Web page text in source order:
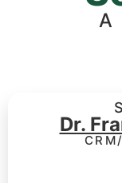
A
Dr.